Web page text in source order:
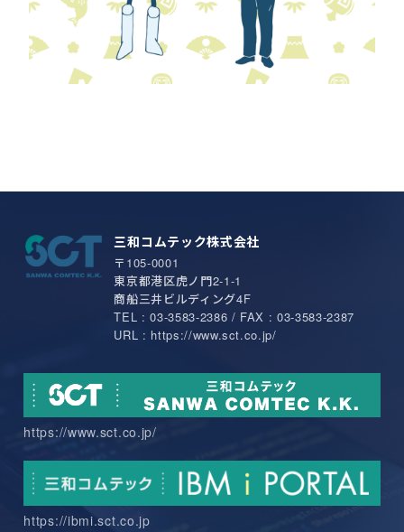
三和コムテック株式会社
〒105-0001
東京都港区虎ノ門2-1-1
商船三井ビルディング4F
TEL : 03-3583-2386 / FAX : 03-3583-2387
URL : https://www.sct.co.jp/
https://www.sct.co.jp/
https://ibmi.sct.co.jp